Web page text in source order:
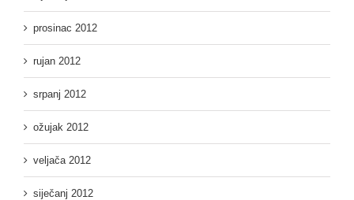
prosinac 2012
rujan 2012
srpanj 2012
ožujak 2012
veljača 2012
siječanj 2012